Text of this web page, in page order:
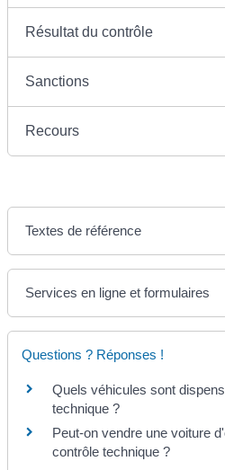
Résultat du contrôle
Sanctions
Recours
Textes de référence
Services en ligne et formulaires
Questions ? Réponses !
Quels véhicules sont
technique ?
Peut-on vendre une voiture
contrôle technique ?